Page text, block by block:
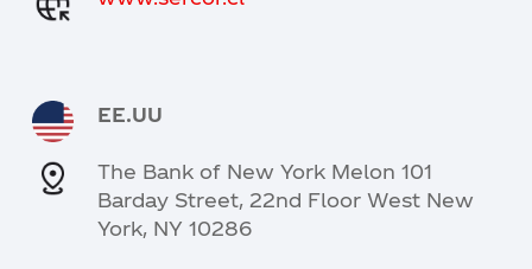
EE.UU
The Bank of New York Melon 101
Barday Street, 22nd Floor West New
York, NY 10286